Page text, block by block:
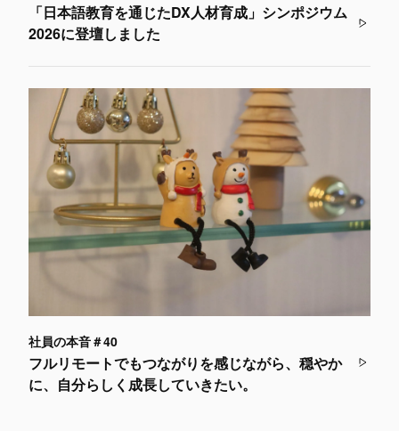
「日本語教育を通じたDX人材育成」シンポジウム
2026に登壇しました
社員の本音＃40
フルリモートでもつながりを感じながら、穏やか
に、自分らしく成長していきたい。